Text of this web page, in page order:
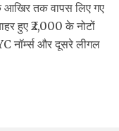
तक वापस लिए गए
हुए ₹2,000 के नोटों
नॉर्म्स और दूसरे लीगल